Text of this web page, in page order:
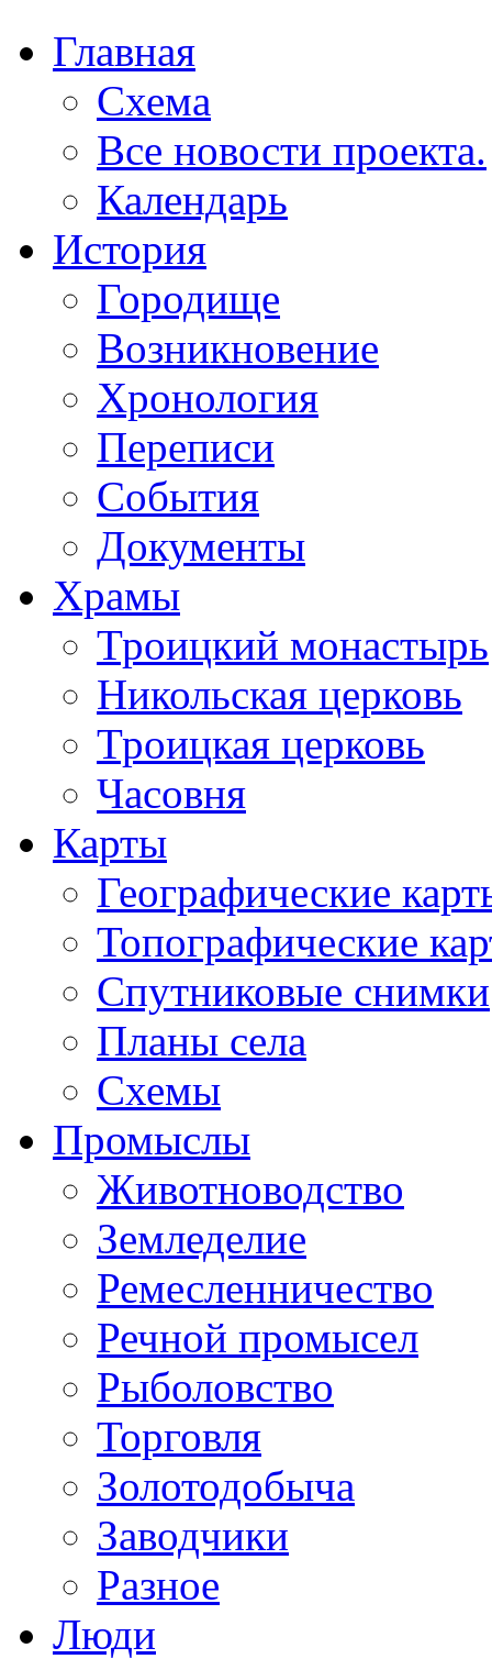
Главная
Схема
Все новости проекта.
Календарь
История
Городище
Возникновение
Хронология
Переписи
События
Документы
Храмы
Троицкий монастырь
Никольская церковь
Троицкая церковь
Часовня
Карты
Географические
Топографические
Спутниковые снимки
Планы села
Схемы
Промыслы
Животноводство
Земледелие
Ремесленничество
Речной промысел
Рыболовство
Торговля
Золотодобыча
Заводчики
Разное
Люди